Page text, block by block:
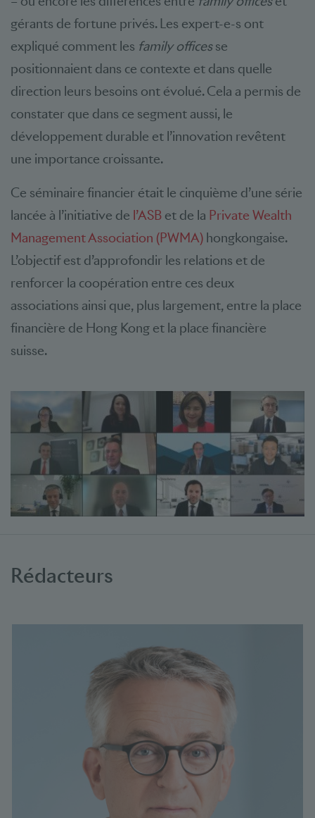
gérants de fortune privés. Les expert-e-s ont
expliqué comment les family officesse
positionnaient dans ce contexte et dans quelle
direction leurs besoins ont évolué. Cela a permis de
constater que dans ce segment aussi, le
développement durable et l’innovation revêtent
une importance croissante.
Ce séminaire financier était le cinquième d’une série
lancée à l’initiative de l’ASB et de la Private Wealth
Management Association (PWMA) hongkongaise.
L’objectif est d’approfondir les relations et de
renforcer la coopération entre ces deux
associations ainsi que, plus largement, entre la place
financière de Hong Kong et la place financière
suisse.
Rédacteurs